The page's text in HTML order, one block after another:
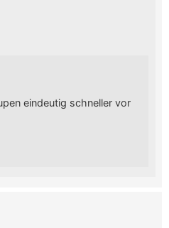
eindeutig schneller vor